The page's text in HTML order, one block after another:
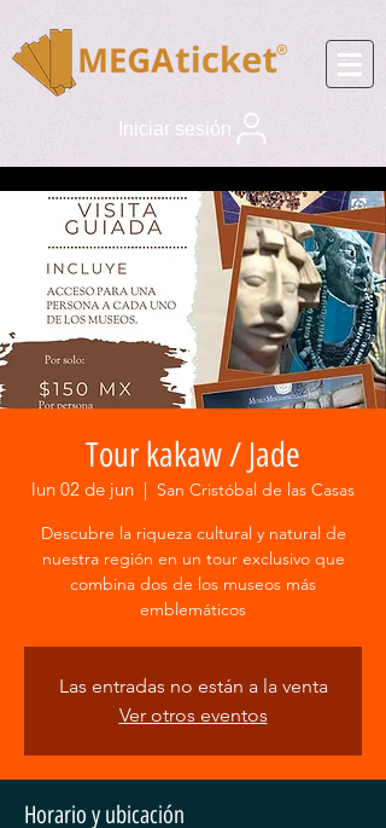
Iniciar sesión
Tour kakaw / Jade
lun 02 de jun
  |
San Cristóbal de las Casas
Descubre la riqueza cultural y natural de
nuestra región en un tour exclusivo que
combina dos de los museos más
emblemáticos
Las entradas no están a la venta
Ver otros eventos
Horario y ubicación